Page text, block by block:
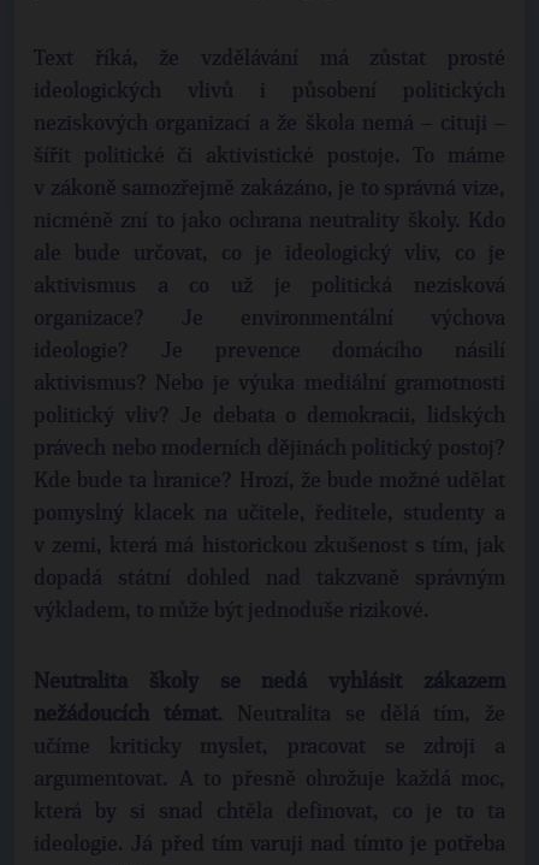
Text říká, že vzdělávání má zůstat prosté
ideologických vlivů i působení politických
neziskových organizací a že škola nemá – cituji –
šířit politické či aktivistické postoje. To máme
v zákoně samozřejmě zakázáno, je to správná vize,
nicméně zní to jako ochrana neutrality školy. Kdo
ale bude určovat, co je ideologický vliv, co je
aktivismus a co už je politická nezisková
organizace? Je environmentální výchova
ideologie? Je prevence domácího násilí
aktivismus? Nebo je výuka mediální gramotnosti
politický vliv? Je debata o demokracii, lidských
právech nebo moderních dějinách politický postoj?
Kde bude ta hranice? Hrozí, že bude možné udělat
pomyslný klacek na učitele, ředitele, studenty a
v zemi, která má historickou zkušenost s tím, jak
dopadá státní dohled nad takzvaně správným
výkladem, to může být jednoduše rizikové.
Neutralita školy se nedá vyhlásit zákazem
nežádoucích témat. Neutralita se dělá tím, že
učíme kriticky myslet, pracovat se zdroji a
argumentovat. A to přesně ohrožuje každá moc,
která by si snad chtěla definovat, co je to ta
ideologie. Já před tím varuji nad tímto je potřeba